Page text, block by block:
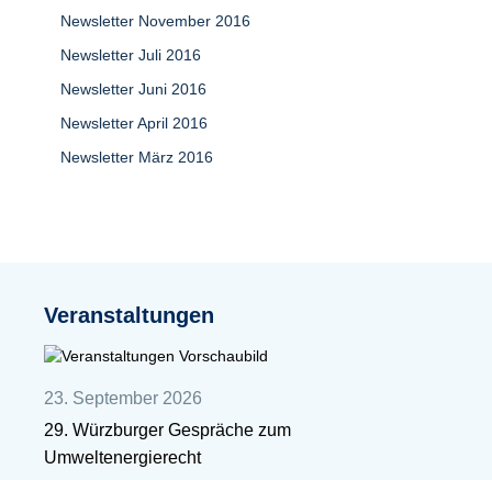
Newsletter November 2016
Newsletter Juli 2016
Newsletter Juni 2016
Newsletter April 2016
Newsletter März 2016
Veranstaltungen
23. September 2026
29. Würzburger Gespräche zum
Umweltenergierecht